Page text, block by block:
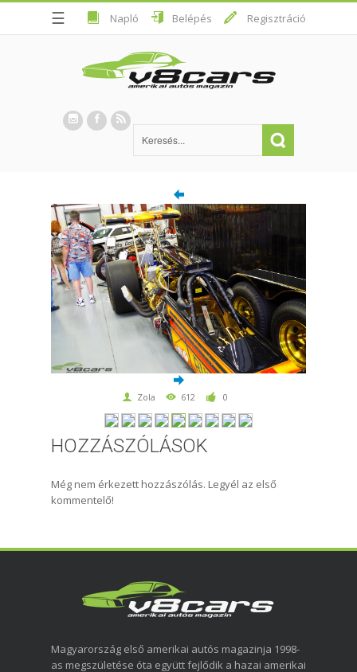
☰ Napló Belépés Regisztráció
Zola 612 0
HOZZÁSZÓLÁSOK
Még nem érkezett hozzászólás. Legyél az első
kommentelő!
Magyarország első amerikai autós magazinja 1998-
as megszületése óta együtt fejlődik a hazai amerikai